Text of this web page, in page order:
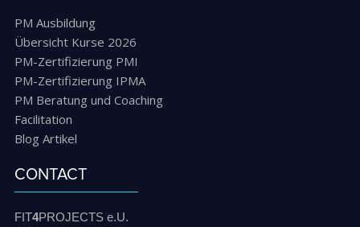
PM Ausbildung
Übersicht Kurse 2026
PM-Zertifizierung PMI
PM-Zertifizierung IPMA
PM Beratung und Coaching
Facilitation
Blog Artikel
CONTACT
FIT4PROJECTS e.U.